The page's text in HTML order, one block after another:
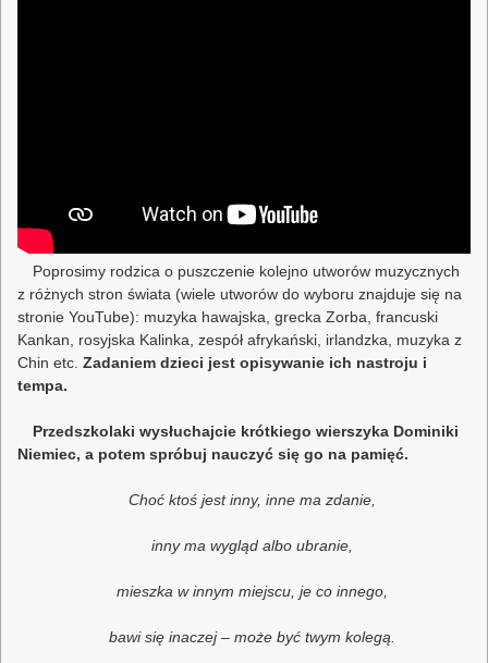
Poprosimy rodzica o puszczenie kolejno utworów muzycznych
z różnych stron świata (wiele utworów do wyboru znajduje się na
stronie YouTube): muzyka hawajska, grecka Zorba, francuski
Kankan, rosyjska Kalinka, zespół afrykański, irlandzka, muzyka z
Chin etc. Zadaniem dzieci jest opisywanie ich nastroju i
tempa.
Przedszkolaki wysłuchajcie krótkiego wierszyka Dominiki
Niemiec, a potem spróbuj nauczyć się go na pamięć.
Choć ktoś jest inny, inne ma zdanie,
inny ma wygląd albo ubranie,
mieszka w innym miejscu, je co innego,
bawi się inaczej – może być twym kolegą.